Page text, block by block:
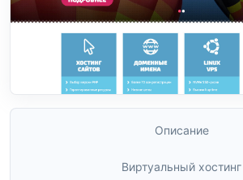
Описание
Виртуальный хостинг